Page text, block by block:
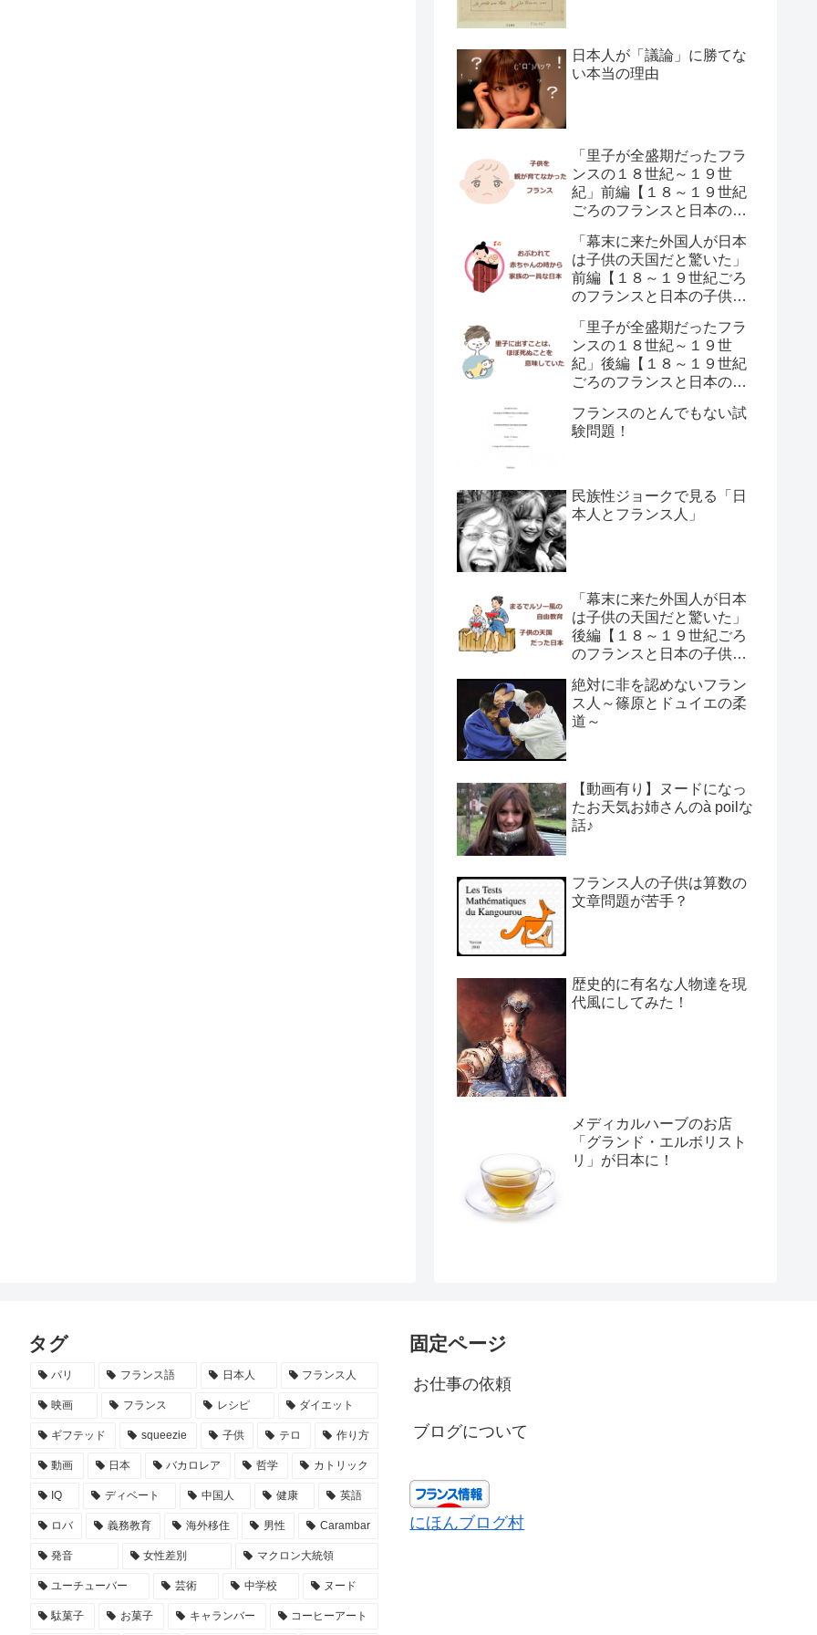
日本人が「議論」に勝てな
い本当の理由
「里子が全盛期だったフラ
ンスの１８世紀～１９世
紀」前編【１８～１９世紀
ごろのフランスと日本の子
「幕末に来た外国人が日本
は子供の天国だと驚いた」
前編【１８～１９世紀ごろ
のフランスと日本の子供の
「里子が全盛期だったフラ
ンスの１８世紀～１９世
紀」後編【１８～１９世紀
ごろのフランスと日本の子
フランスのとんでもない試
験問題！
民族性ジョークで見る「日
本人とフランス人」
「幕末に来た外国人が日本
は子供の天国だと驚いた」
後編【１８～１９世紀ごろ
のフランスと日本の子供の
絶対に非を認めないフラン
ス人～篠原とドュイエの柔
道～
【動画有り】ヌードになっ
たお天気お姉さんのà poilな
話♪
フランス人の子供は算数の
文章問題が苦手？
歴史的に有名な人物達を現
代風にしてみた！
メディカルハーブのお店
「グランド・エルボリスト
リ」が日本に！
タグ
パリ フランス語 日本人 フランス人
映画 フランス レシピ ダイエット
ギフテッド squeezie 子供 テロ 作り方
動画 日本 バカロレア 哲学 カトリック
IQ ディベート 中国人 健康 英語
ロバ 義務教育 海外移住 男性 Carambar
発音 女性差別 マクロン大統領
ユーチューバー 芸術 中学校 ヌード
駄菓子 お菓子 キャランバー コーヒーアート
固定ページ
お仕事の依頼
ブログについて
にほんブログ村